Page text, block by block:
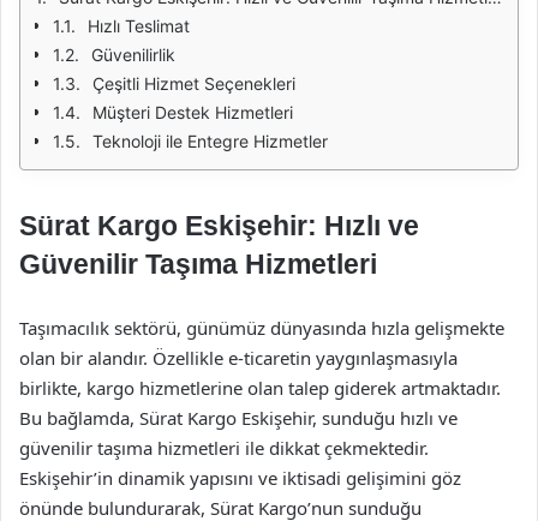
Hızlı Teslimat
Güvenilirlik
Çeşitli Hizmet Seçenekleri
Müşteri Destek Hizmetleri
Teknoloji ile Entegre Hizmetler
Sürat Kargo Eskişehir: Hızlı ve
Güvenilir Taşıma Hizmetleri
Taşımacılık sektörü, günümüz dünyasında hızla gelişmekte
olan bir alandır. Özellikle e-ticaretin yaygınlaşmasıyla
birlikte, kargo hizmetlerine olan talep giderek artmaktadır.
Bu bağlamda, Sürat Kargo Eskişehir, sunduğu hızlı ve
güvenilir taşıma hizmetleri ile dikkat çekmektedir.
Eskişehir’in dinamik yapısını ve iktisadi gelişimini göz
önünde bulundurarak, Sürat Kargo’nun sunduğu